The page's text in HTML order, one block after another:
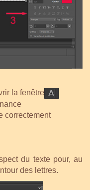
la fenêtre
correctement
du texte pour, au
des lettres.